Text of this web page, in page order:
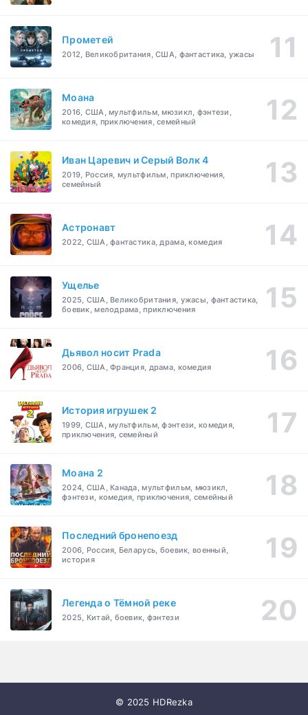
Прометей
2012, Великобритания, США, фантастика, ужасы
Моана
2016, США, мультфильм, мюзикл, фэнтези,
комедия, приключения, семейный
Иван Царевич и Серый Волк 4
2019, Россия, мультфильм, приключения,
семейный
Астронавт
2022, США, фантастика, драма, комедия
Ущелье
2025, США, Великобритания, ужасы, фантастика,
боевик, мелодрама, приключения
Дьявол носит Prada
2006, США, Франция, драма, комедия
История игрушек 2
1999, США, мультфильм, фэнтези, комедия,
приключения, семейный
Моана 2
2024, США, Канада, мультфильм, мюзикл,
фэнтези, комедия, приключения, семейный
Последний бронепоезд
2006, Россия, Беларусь, боевик, военный,
история
Легенда о Тёмной реке
2025, Китай, боевик, фэнтези
© 2025 HDRezka